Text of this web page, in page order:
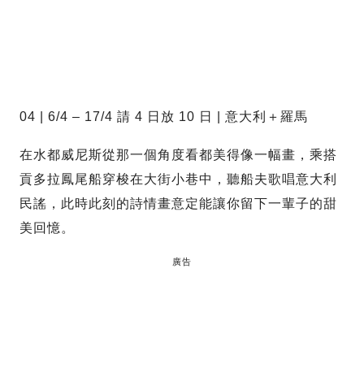
04 | 6/4 – 17/4 請 4 日放 10 日 | 意大利＋羅馬
在水都威尼斯從那一個角度看都美得像一幅畫，乘搭
貢多拉鳳尾船穿梭在大街小巷中，聽船夫歌唱意大利
民謠，此時此刻的詩情畫意定能讓你留下一輩子的甜
美回憶。
廣告